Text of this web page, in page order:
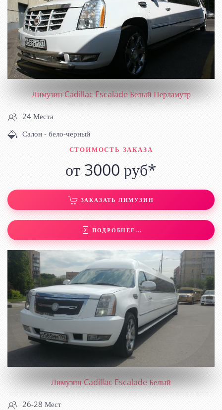
Лимузин Cadillac Escalade Белый Перламутр
24 Места
Салон - бело-черный
СТОИМОСТЬ ЗАКАЗА
от 3000 руб*
ЗАКАЗАТЬ ЛИМУЗИН
ПОДРОБНЕЕ...
ЛИМУЗИН CADILLAC ESCALADE БЕЛЫЙ
Лимузин Cadillac Escalade Белый
26-28 Мест